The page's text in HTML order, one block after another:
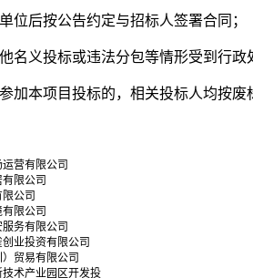
位后按公告约定与招标人签署合同；
义投标或违法分包等情形受到行政
本项目投标的，相关投标人均按废
营有限公司
限公司
公司
限公司
务有限公司
业投资有限公司
贸易有限公司
术产业园区开发投